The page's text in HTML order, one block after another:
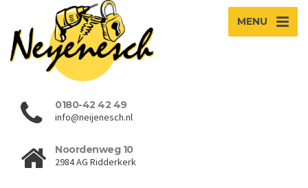
MENU
0180-42 42 49
info@neijenesch.nl
Noordenweg 10
2984 AG Ridderkerk